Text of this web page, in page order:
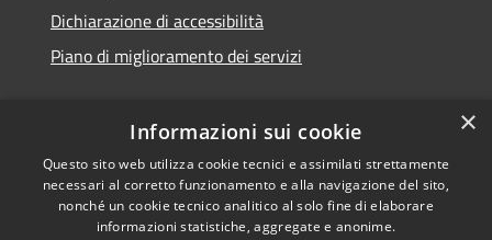
Dichiarazione di accessibilità
Piano di miglioramento dei servizi
RSS
Accessibilità
Privacy
Copyright © 2026 • Comune di
Treviglio • Powered by
Municipium•Accesso
×
Informazioni sui cookie
Questo sito web utilizza cookie tecnici e assimilati strettamente
necessari al corretto funzionamento e alla navigazione del sito,
nonché un cookie tecnico analitico al solo fine di elaborare
informazioni statistiche, aggregate e anonime.